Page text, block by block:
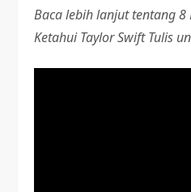
Baca lebih lanjut tentang 8
Ketahui Taylor Swift Tulis